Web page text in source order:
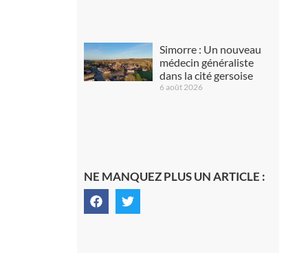
Simorre : Un nouveau
médecin généraliste
dans la cité gersoise
6 août 2026
NE MANQUEZ PLUS UN ARTICLE :